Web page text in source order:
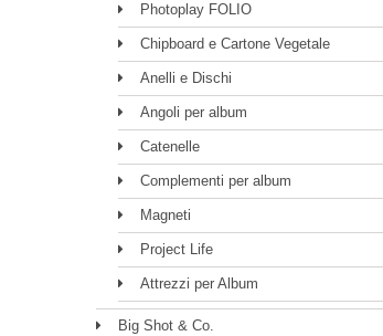
Photoplay FOLIO
Chipboard e Cartone Vegetale
Anelli e Dischi
Angoli per album
Catenelle
Complementi per album
Magneti
Project Life
Attrezzi per Album
Big Shot & Co.